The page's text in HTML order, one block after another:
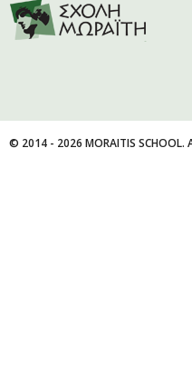
© 2014 - 2026 MORAITIS SCHOOL.